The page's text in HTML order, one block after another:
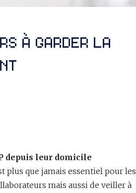
à garder la
depuis leur domicile
plus que jamais essentiel pour les
mais aussi de veiller à